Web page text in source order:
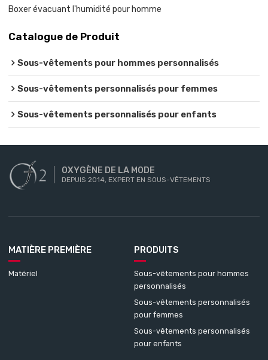
Boxer évacuant l'humidité pour homme
Catalogue de Produit
Sous-vêtements pour hommes personnalisés
Sous-vêtements personnalisés pour femmes
Sous-vêtements personnalisés pour enfants
OXYGÈNE DE LA MODE
DEPUIS 2014, EXPERT EN SOUS-VÊTEMENTS
MATIÈRE PREMIÈRE
Matériel
PRODUITS
Sous-vêtements pour hommes
personnalisés
Sous-vêtements personnalisés
pour femmes
Sous-vêtements personnalisés
pour enfants